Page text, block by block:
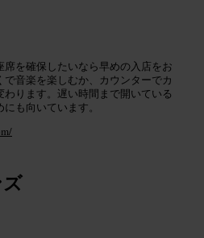
を確保したいなら早めの入店をお
音楽を楽しむか、カウンターでカ
ります。遅い時間まで開いている
も向いています。